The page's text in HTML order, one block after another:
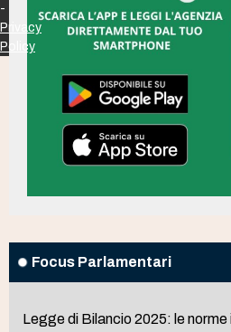
Focus Parlamentari
Legge di Bilancio 2025: le
-
Privacy
Policy